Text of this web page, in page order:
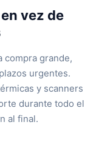
vez de
compra grande,
urgentes.
y scanners
durante todo el
al final.